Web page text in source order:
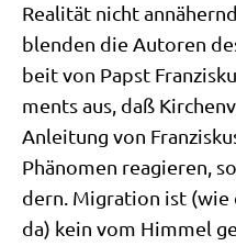
Rea­li­tät nicht
blen­den die Autoren
beit von Papst
ments aus, daß
Anlei­tung von
Phä­no­men reagie­ren,
dern. Migra­ti­on ist
da) kein vom Him­mel